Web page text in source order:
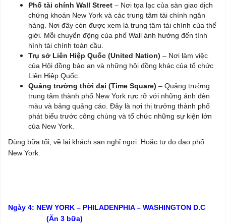
Phố tài chính Wall Street – Nơi tọa lạc của sàn giao dịch
chứng khoán New York và các trung tâm tài chính ngân
hàng. Nơi đây còn được xem là trung tâm tài chính của thế
giới. Mỗi chuyển động của phố Wall ảnh hưởng đến tình
hình tài chính toàn cầu.
Trụ sở Liên Hiệp Quốc (United Nation) – Nơi làm việc
của Hội đồng bảo an và những hội đồng khác của tổ chức
Liên Hiệp Quốc.
Quảng trường thời đại (Time Square) – Quảng trường
trung tâm thành phố New York rực rỡ với những ánh đèn
màu và bảng quảng cáo. Đây là nơi thị trưởng thành phố
phát biểu trước công chúng và tổ chức những sự kiện lớn
của New York.
Dùng bữa tối, về lại khách sạn nghỉ ngơi. Hoặc tự do dạo phố
New York.
Ngày 4: NEW YORK – PHILADENPHIA – WASHINGTON D.C
(Ăn 3 bữa)